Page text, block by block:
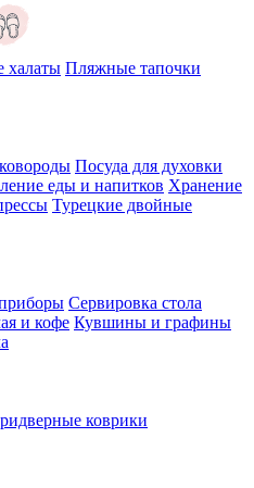
халаты Пляжные тапочки
Посуда для духовки
еды и напитков Хранение
Турецкие двойные
Сервировка стола
и кофе Кувшины и графины
коврики